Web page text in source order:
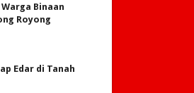
Binaan
Royong
Edar di Tanah